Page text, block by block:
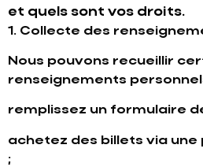
et quels sont vos droits.
1. Collecte des
Nous pouvons recueillir
renseignements
remplissez un formulaire
achetez des billets via
;